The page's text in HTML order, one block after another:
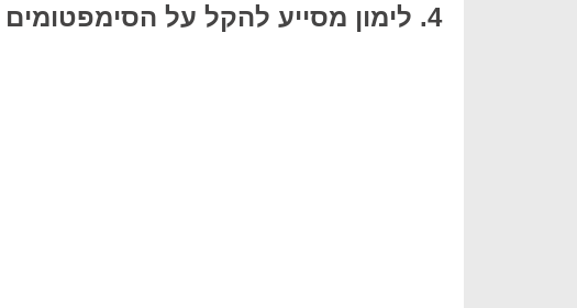
4. לימון מסייע להקל על הסימפטומים של דלקת פרקים.